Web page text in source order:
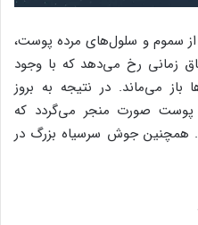
سموم و سلول‌های مرده پوست،
زمانی رخ می‌دهد که با وجود
باز می‌ماند. در نتیجه به بروز
صورت منجر می‌گردد که
همچنین جوش سرسیاه بزرگ در